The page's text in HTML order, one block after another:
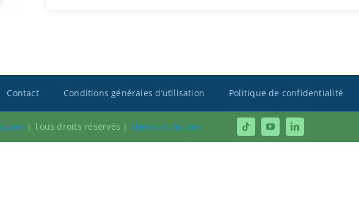
Contact Conditions générales d’utilisation Politique de confidentialité
|Tous droits réservés | Mentions légales